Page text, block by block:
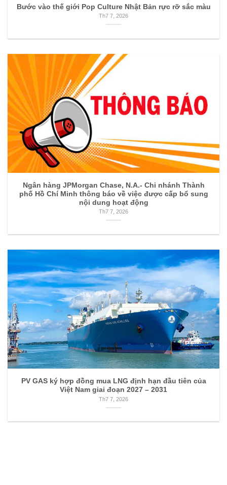
Bước vào thế giới Pop Culture Nhật Bản rực rỡ sắc màu
Th7 7, 2026
Ngân hàng JPMorgan Chase, N.A.- Chi nhánh Thành
phố Hồ Chí Minh thông báo về việc được cấp bổ sung
nội dung hoạt động
Th7 7, 2026
PV GAS ký hợp đồng mua LNG định hạn đầu tiên của
Việt Nam giai đoạn 2027 – 2031
Th7 7, 2026